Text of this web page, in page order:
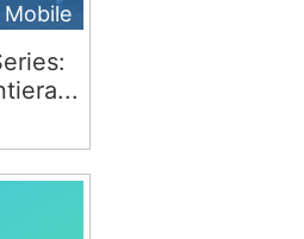
Mobile